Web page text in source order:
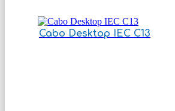
Cabo Desktop IEC C13